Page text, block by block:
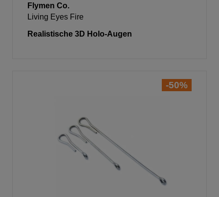
Flymen Co.
Living Eyes Fire
Realistische 3D Holo-Augen
-50%